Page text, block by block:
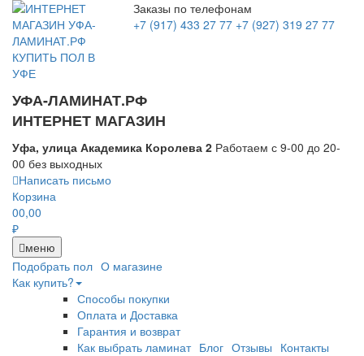
Заказы по телефонам
+7 (917) 433 27 77 +7 (927) 319 27 77
УФА-ЛАМИНАТ.РФ
ИНТЕРНЕТ МАГАЗИН
Уфа, улица Академика Королева 2 Работаем с 9-00 до 20-
00 без выходных
Написать письмо
Корзина
00,00
₽
меню
Подобрать пол О магазине
Как купить?
Способы покупки
Оплата и Доставка
Гарантия и возврат
Как выбрать ламинат Блог Отзывы Контакты